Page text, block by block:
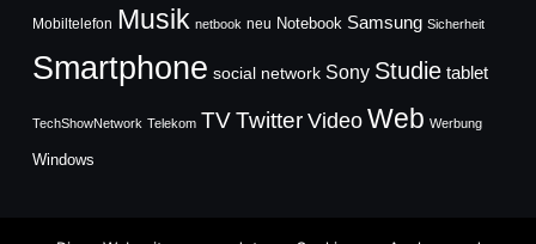
Mobiltelefon Musik netbook neu Notebook Samsung Sicherheit
Smartphone social network Sony Studie tablet
TechShowNetwork Telekom TVTwitter Video Web Werbung
Windows